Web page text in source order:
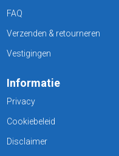
FAQ
Verzenden & retourneren
Vestigingen
Informatie
Privacy
Cookiebeleid
Disclaimer